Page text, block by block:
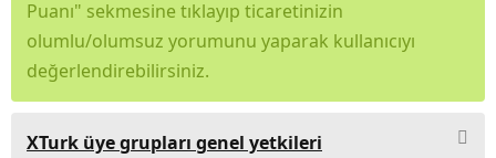
Puanı" sekmesine tıklayıp ticaretinizin
olumlu/olumsuz yorumunu yaparak kullanıcıyı
değerlendirebilirsiniz.
XTurk üye grupları genel yetkileri